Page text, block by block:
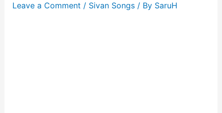
Leave a Comment / Sivan Songs/ By SaruH